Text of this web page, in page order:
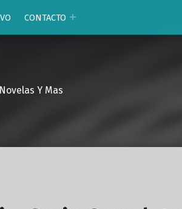
CONTACTO
Y Mas